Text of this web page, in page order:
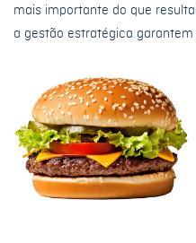
mais importante do que
a gestão estratégica